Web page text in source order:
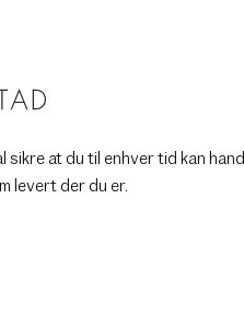
sikre at du til enhver tid kan
levert der du er.